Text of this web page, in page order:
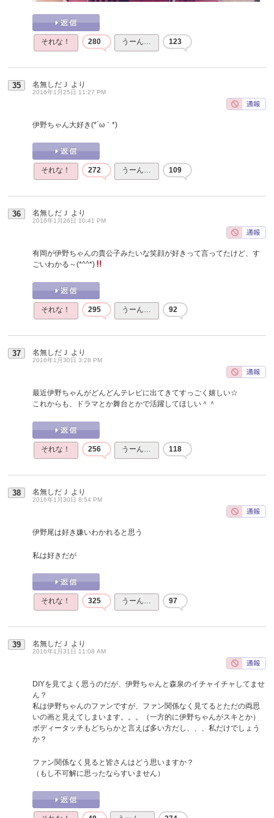
それな！ 280 うーん… 123
35 名無しだＪ より
2016年1月25日 11:27 PM
伊野ちゃん大好き(*´ω｀*)
それな！ 272 うーん… 109
36 名無しだＪ より
2016年1月26日 10:41 PM
有岡が伊野ちゃんの貴公子みたいな笑顔が好きって言ってたけど、す
ごいわかる～(*^^*)
それな！ 295 うーん… 92
37 名無しだＪ より
2016年1月30日 3:28 PM
最近伊野ちゃんがどんどんテレビに出てきてすっごく嬉しい☆
これからも、ドラマとか舞台とかで活躍してほしい＾＾
それな！ 256 うーん… 118
38 名無しだＪ より
2016年1月30日 8:54 PM
伊野尾は好き嫌いわかれると思う
私は好きだが
それな！ 325 うーん… 97
39 名無しだＪ より
2016年1月31日 11:08 AM
DIYを見てよく思うのだが、伊野ちゃんと森泉のイチャイチャしてませ
ん？
私は伊野ちゃんのファンですが、ファン関係なく見てるとただの両思
いの画と見えてしまいます。。。（一方的に伊野ちゃんがスキとか）
ボディータッチもどちらかと言えば多い方だし、、、私だけでしょう
か？
ファン関係なく見ると皆さんはどう思いますか？
（もし不可解に思ったならすいません）